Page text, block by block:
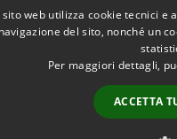
sito web utilizza cookie tecnici
del sito, nonché un
Per maggiori dettagli,
ACCETTA